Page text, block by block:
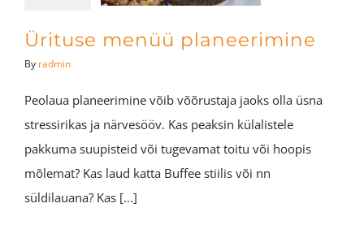
Ürituse menüü planeerimine
By radmin
Peolaua planeerimine võib võõrustaja jaoks olla üsna
stressirikas ja närvesööv. Kas peaksin külalistele
pakkuma suupisteid või tugevamat toitu või hoopis
mõlemat? Kas laud katta Buffee stiilis või nn
süldilauana? Kas [...]